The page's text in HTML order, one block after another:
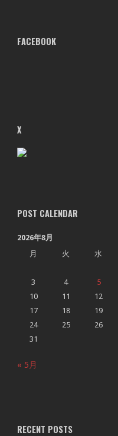
FACEBOOK
X
POST CALENDAR
2026年8月
月
火 水
3
4 5
10
11 12
17
18 19
24
25 26
31
« 5月
RECENT POSTS